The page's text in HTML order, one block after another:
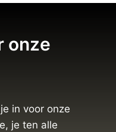
onze
in voor onze
je ten alle